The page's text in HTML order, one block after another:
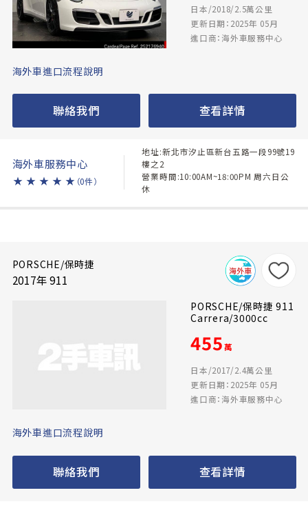
日本/2018/2.5萬公里
更新日期：2025年 05月
進口商：海外車服務中心
海外車進口流程說明
聯絡我們 查看詳情
海外車服務中心
★ ★ ★ ★ ★ （0件）
地址:新北市汐止區新台五路一段99號19
樓之2
營業時間:10:00AM~18:00PM 周六日公
休
PORSCHE/保時捷
2017年 911
PORSCHE/保時捷 911
Carrera/3000cc
455萬
日本/2017/2.4萬公里
更新日期：2025年 05月
進口商：海外車服務中心
海外車進口流程說明
聯絡我們 查看詳情